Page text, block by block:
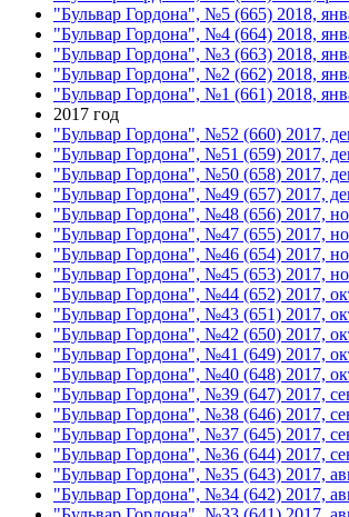
"Бульвар Гордона", №5 (665) 2018,
"Бульвар Гордона", №4 (664) 2018,
"Бульвар Гордона", №3 (663) 2018,
"Бульвар Гордона", №2 (662) 2018,
"Бульвар Гордона", №1 (661) 2018,
2017 год
"Бульвар Гордона", №52 (660) 2017,
"Бульвар Гордона", №51 (659) 2017,
"Бульвар Гордона", №50 (658) 2017,
"Бульвар Гордона", №49 (657) 2017,
"Бульвар Гордона", №48 (656) 2017,
"Бульвар Гордона", №47 (655) 2017,
"Бульвар Гордона", №46 (654) 2017,
"Бульвар Гордона", №45 (653) 2017,
"Бульвар Гордона", №44 (652) 2017,
"Бульвар Гордона", №43 (651) 2017,
"Бульвар Гордона", №42 (650) 2017,
"Бульвар Гордона", №41 (649) 2017,
"Бульвар Гордона", №40 (648) 2017,
"Бульвар Гордона", №39 (647) 2017,
"Бульвар Гордона", №38 (646) 2017,
"Бульвар Гордона", №37 (645) 2017,
"Бульвар Гордона", №36 (644) 2017,
"Бульвар Гордона", №35 (643) 2017,
"Бульвар Гордона", №34 (642) 2017,